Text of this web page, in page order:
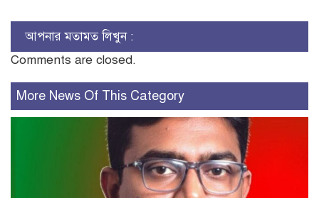
আপনার মতামত লিখুন :
Comments are closed.
More News Of This Category